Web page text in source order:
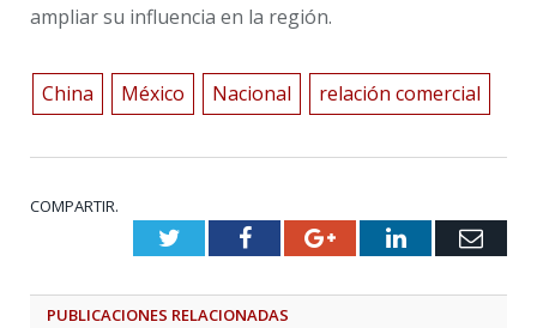
ampliar su influencia en la región.
China México Nacional relación comercial
COMPARTIR.
TwitterFacebookGoogle+LinkedIn
PUBLICACIONES RELACIONADAS